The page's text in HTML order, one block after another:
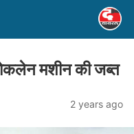
मशीन की जब्त
2 years ago